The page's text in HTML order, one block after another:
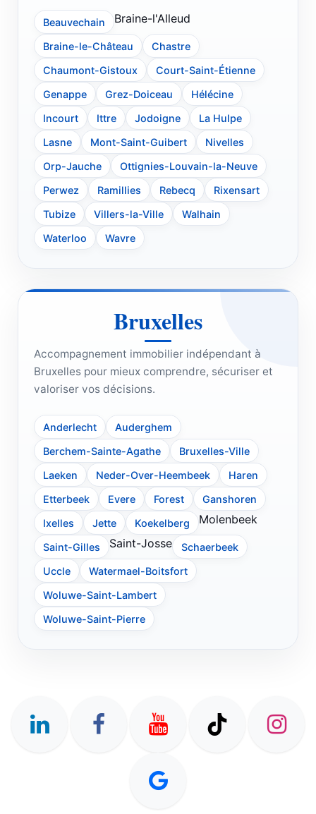
Beauvechain Braine-l'Alleud
Braine-le-Château
Chastre
Chaumont-Gistoux
Court-Saint-Étienne
Genappe
Grez-Doiceau
Hélécine
Incourt
Ittre Jodoigne
La Hulpe
Lasne
Mont-Saint-Guibert
Nivelles
Orp-Jauche
Ottignies-Louvain-la-Neuve
Perwez
Ramillies Rebecq
Rixensart
Tubize
Villers-la-Ville
Walhain
Waterloo
Wavre
Bruxelles
Accompagnement immobilier indépendant à
Bruxelles pour mieux comprendre, sécuriser et
valoriser vos décisions.
Anderlecht
Auderghem
Berchem-Sainte-Agathe
Bruxelles-Ville
Laeken
Neder-Over-Heembeek
Haren
Etterbeek
Evere Forest
Ganshoren
Ixelles
Jette Koekelberg Molenbeek
Saint-Gilles Saint-Josse
Schaerbeek
Uccle
Watermael-Boitsfort
Woluwe-Saint-Lambert
Woluwe-Saint-Pierre